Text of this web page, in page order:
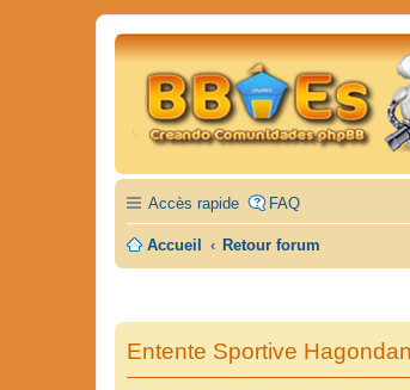
Accès rapide FAQ
Accueil Retour forum
Entente Sportive